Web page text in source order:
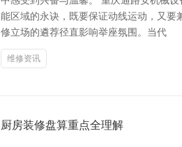
能区域的永诀，既要保证动线运动，又
修立场的遴荐径直影响举座氛围。当代
维修资讯
厨房装修盘算重点全理解